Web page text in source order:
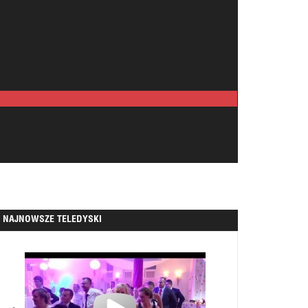
NAJNOWSZE TELEDYSKI